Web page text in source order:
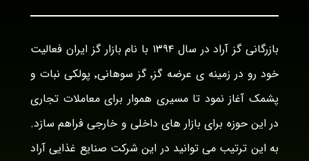
بازرگانی گز آراد در سال ۱۳۹۴ با نام بازار گز ایران فعالیت
خود رو در زمینه ی عرضه گز٬ گز سوهانی٬ پولکی نبات و
پشمک آغاز نمود تا مسیری هموار برای معاملات تجاری
در این حوزه برای بازار های داخلی و خارجی فراهم سازد.
به این ترتیب می توانید در این شرکت صنایع غذایی آراد